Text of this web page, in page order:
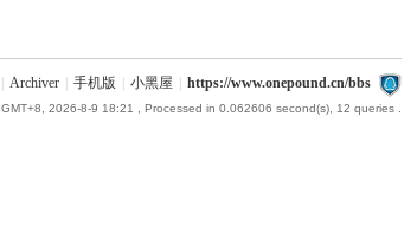
Archiver 手机版 小黑屋 https://www.onepound.cn/bbs
GMT+8, 2026-8-9 18:21 , Processed in 0.062606 second(s), 12 queries .